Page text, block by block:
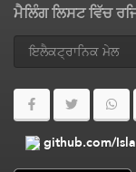
ਮੈਲਿੰਗ ਲਿਸਟ ਵਿੱਚ
github.com/